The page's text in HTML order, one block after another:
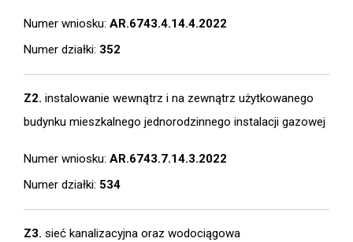
Numer wniosku: AR.6743.4.14.4.2022
Numer działki: 352
Z2. instalowanie wewnątrz i na zewnątrz użytkowanego
budynku mieszkalnego jednorodzinnego instalacji gazowej
Numer wniosku: AR.6743.7.14.3.2022
Numer działki: 534
Z3. sieć kanalizacyjna oraz wodociągowa